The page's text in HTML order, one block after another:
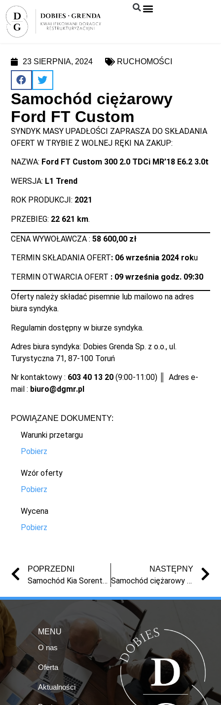
23 SIERPNIA, 2024 RUCHOMOŚCI
Samochód ciężarowy
Ford FT Custom
SYNDYK MASY UPADŁOŚCI ZAPRASZA DO SKŁADANIA
OFERT W TRYBIE Z WOLNEJ RĘKI NA ZAKUP:
NAZWA: Ford FT Custom 300 2.0 TDCi MR’18 E6.2 3.0t
WERSJA: L1 Trend
ROK PRODUKCJI: 2021
PRZEBIEG: 22 621 km.
CENA WYWOŁAWCZA :58 600,00 zł
TERMIN SKŁADANIA OFERT: 06 września 2024 roku
TERMIN OTWARCIA OFERT : 09 września godz. 09:30
Oferty należy składać pisemnie lub mailowo na adres
biura syndyka.
Regulamin dostępny w biurze syndyka.
Adres biura syndyka: Dobies Grenda Sp. z o.o., ul.
Turystyczna 71, 87-100 Toruń
Nr kontaktowy : 603 40 13 20 (9:00-11:00) ║ Adres e-
mail : biuro@dgmr.pl
POWIĄZANE DOKUMENTY:
Warunki przetargu
Pobierz
Wzór oferty
Pobierz
Wycena
Pobierz
POPRZEDNI
Samochód Kia Sorento z 2004 r.
NASTĘPNY
Samochód ciężarowy Ford FT Custom z 2015 r.
MENU
O nas
Oferta
Aktualności